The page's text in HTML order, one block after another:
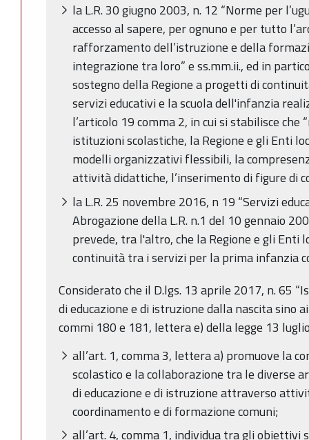
la L.R. 30 giugno 2003, n. 12 “Norme per
accesso al sapere, per ognuno e per tutto
rafforzamento dell’istruzione e della
integrazione tra loro” e ss.mm.ii., ed in
sostegno della Regione a progetti di
servizi educativi e la scuola dell'infanzia
l’articolo 19 comma 2, in cui si stabilisce
istituzioni scolastiche, la Regione e gli Enti
modelli organizzativi flessibili, la
attività didattiche, l’inserimento di figure di
la L.R. 25 novembre 2016, n 19 “Servizi
Abrogazione della L.R. n.1 del 10 gennaio
prevede, tra l'altro, che la Regione e gli Enti
continuità tra i servizi per la prima infanzia
Considerato che il D.lgs. 13 aprile 2017, n. 65
di educazione e di istruzione dalla nascita sino
commi 180 e 181, lettera e) della legge 13
all’art. 1, comma 3, lettera a) promuove la
scolastico e la collaborazione tra le diverse
di educazione e di istruzione attraverso
coordinamento e di formazione comuni;
all’art. 4, comma 1, individua tra gli obiettivi